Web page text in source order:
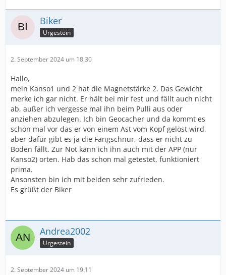
Biker
Urgestein
2. September 2024 um 18:30
Hallo,
mein Kanso1 und 2 hat die Magnetstärke 2. Das Gewicht
merke ich gar nicht. Er hält bei mir fest und fällt auch nicht
ab, außer ich vergesse mal ihn beim Pulli aus oder
anziehen abzulegen. Ich bin Geocacher und da kommt es
schon mal vor das er von einem Ast vom Kopf gelöst wird,
aber dafür gibt es ja die Fangschnur, dass er nicht zu
Boden fällt. Zur Not kann ich ihn auch mit der APP (nur
Kanso2) orten. Hab das schon mal getestet, funktioniert
prima.
Ansonsten bin ich mit beiden sehr zufrieden.
Es grüßt der Biker
Andrea2002
Urgestein
2. September 2024 um 19:11